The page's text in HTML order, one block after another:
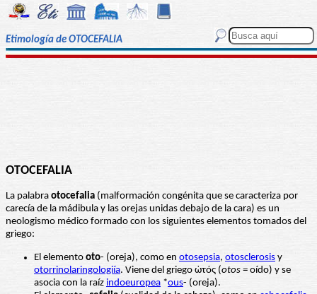
Etimología de OTOCEFALIA
OTOCEFALIA
La palabra otocefalia (malformación congénita que se caracteriza por
carecía de la mádibula y las orejas unidas debajo de la cara) es un
neologismo médico formado con los siguientes elementos tomados del
griego:
El elemento oto- (oreja), como en otosepsia, otosclerosis y
otorrinolaringologiía. Viene del griego ὠτός (otos = oído) y se
asocia con la raíz indoeuropea *ous- (oreja).